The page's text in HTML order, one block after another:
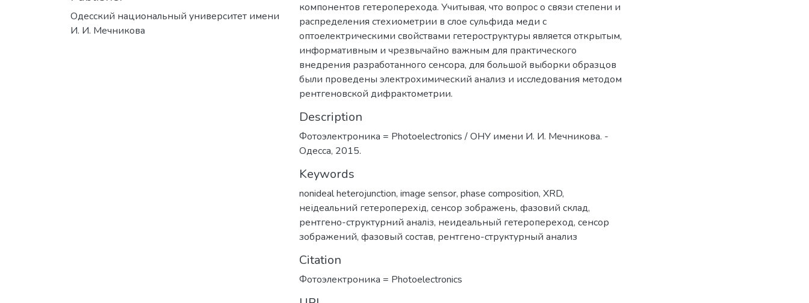
Одесский национальный университет имени
И. И. Мечникова
компонентов гетероперехода. Учитывая, что вопрос о связи степени и
распределения стехиометрии в слое сульфида меди с
оптоелектрическими свойствами гетероструктуры является открытым,
информативным и чрезвычайно важным для практического
внедрения разработанного сенсора, для большой выборки образцов
были проведены электрохимический анализ и исследования методом
рентгеновской дифрактометрии.
Description
Фотоэлектроника = Photoelectronics / ОНУ имени И. И. Мечникова. -
Одесса, 2015.
Keywords
nonideal heterojunction, image sensor, phase composition, XRD,
неідеальний гетероперехід, сенсор зображень, фазовий склад,
рентгено-структурний аналіз, неидеальный гетеропереход, сенсор
зображений, фазовый состав, рентгено-структурный анализ
Citation
Фотоэлектроника = Photoelectronics